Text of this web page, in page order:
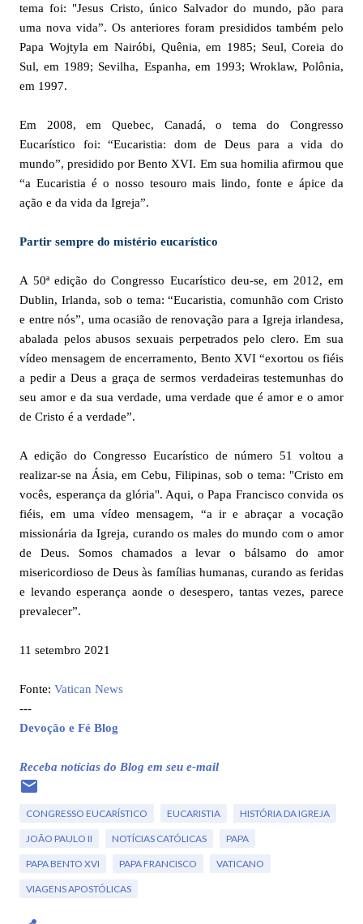
tema foi: "Jesus Cristo, único Salvador do mundo, pão para
uma nova vida”. Os anteriores foram presididos também pelo
Papa Wojtyla em Nairóbi, Quênia, em 1985; Seul, Coreia do
Sul, em 1989; Sevilha, Espanha, em 1993; Wroklaw, Polônia,
em 1997.
Em 2008, em Quebec, Canadá, o tema do Congresso
Eucarístico foi: “Eucaristia: dom de Deus para a vida do
mundo”, presidido por Bento XVI. Em sua homilia afirmou que
“a Eucaristia é o nosso tesouro mais lindo, fonte e ápice da
ação e da vida da Igreja”.
Partir sempre do mistério eucarístico
A 50ª edição do Congresso Eucarístico deu-se, em 2012, em
Dublin, Irlanda, sob o tema: “Eucaristia, comunhão com Cristo
e entre nós”, uma ocasião de renovação para a Igreja irlandesa,
abalada pelos abusos sexuais perpetrados pelo clero. Em sua
vídeo mensagem de encerramento, Bento XVI “exortou os fiéis
a pedir a Deus a graça de sermos verdadeiras testemunhas do
seu amor e da sua verdade, uma verdade que é amor e o amor
de Cristo é a verdade”.
A edição do Congresso Eucarístico de número 51 voltou a
realizar-se na Ásia, em Cebu, Filipinas, sob o tema: "Cristo em
vocês, esperança da glória". Aqui, o Papa Francisco convida os
fiéis, em uma vídeo mensagem, “a ir e abraçar a vocação
missionária da Igreja, curando os males do mundo com o amor
de Deus. Somos chamados a levar o bálsamo do amor
misericordioso de Deus às famílias humanas, curando as feridas
e levando esperança aonde o desespero, tantas vezes, parece
prevalecer”.
11 setembro 2021
Fonte: Vatican News
---
Devoção e Fé Blog
Receba notícias do Blog em seu e-mail
CONGRESSO EUCARÍSTICO EUCARISTIA HISTÓRIA DA IGREJA
JOÃO PAULO II NOTÍCIAS CATÓLICAS PAPA
PAPA BENTO XVI PAPA FRANCISCO VATICANO
VIAGENS APOSTÓLICAS